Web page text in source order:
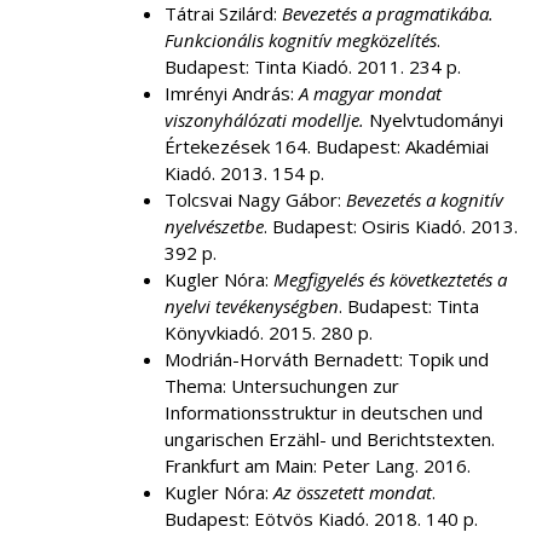
Tátrai Szilárd: Bevezetés a pragmatikába.
Funkcionális kognitív megközelítés.
Budapest: Tinta Kiadó. 2011. 234 p.
Imrényi András:A magyar mondat
viszonyhálózati modellje. Nyelvtudományi
Értekezések 164. Budapest: Akadémiai
Kiadó. 2013. 154 p.
Tolcsvai Nagy Gábor: Bevezetés a kognitív
nyelvészetbe. Budapest: Osiris Kiadó. 2013.
392 p.
Kugler Nóra: Megfigyelés és következtetés a
nyelvi tevékenységben. Budapest: Tinta
Könyvkiadó. 2015. 280 p.
Modrián-Horváth Bernadett: Topik und
Thema: Untersuchungen zur
Informationsstruktur in deutschen und
ungarischen Erzähl- und Berichtstexten.
Frankfurt am Main: Peter Lang. 2016.
Kugler Nóra:Az összetett mondat.
Budapest: Eötvös Kiadó. 2018. 140 p.